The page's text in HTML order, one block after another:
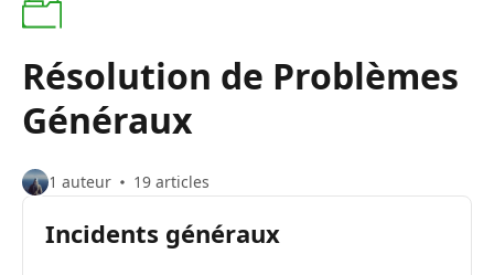
Résolution de Problèmes
Généraux
1 auteur 19 articles
Incidents généraux